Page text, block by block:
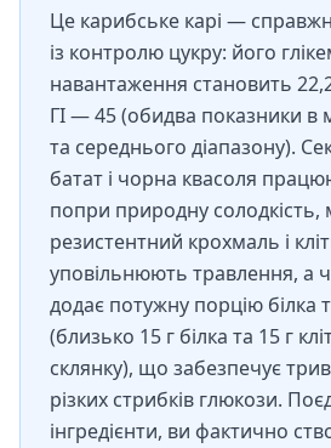
Це карибське карі —
із контролю цукру: його
навантаження становить
ГІ — 45 (обидва показники в
та середнього діапазону).
батат і чорна квасоля
попри природну солодкість,
резистентний крохмаль і
уповільнюють травлення, а
додає потужну порцію білка
(близько 15 г білка та 15 г
склянку), що забезпечує
різких стрибків глюкози.
інгредієнти, ви фактично